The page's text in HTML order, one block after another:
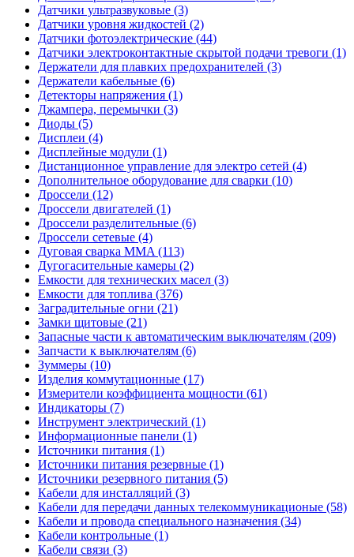
Датчики ультразвуковые (3)
Датчики уровня жидкостей (2)
Датчики фотоэлектрические (44)
Датчики электроконтактные скрытой подачи тревоги (1)
Держатели для плавких предохранителей (3)
Держатели кабельные (6)
Детекторы напряжения (1)
Джампера, перемычки (3)
Диоды (5)
Дисплеи (4)
Дисплейные модули (1)
Дистанционное управление для электро сетей (4)
Дополнительное оборудование для сварки (10)
Дроссели (12)
Дроссели двигателей (1)
Дроссели разделительные (6)
Дроссели сетевые (4)
Дуговая сварка MMA (113)
Дугогасительные камеры (2)
Емкости для технических масел (3)
Емкости для топлива (376)
Заградительные огни (21)
Замки щитовые (21)
Запасные части к автоматическим выключателям (209)
Запчасти к выключателям (6)
Зуммеры (10)
Изделия коммутационные (17)
Измерители коэффициента мощности (61)
Индикаторы (7)
Инструмент электрический (1)
Информационные панели (1)
Источники питания (1)
Источники питания резервные (1)
Источники резервного питания (5)
Кабели для инсталляций (3)
Кабели для передачи данных телекоммуникационые (58)
Кабели и провода специального назначения (34)
Кабели контрольные (1)
Кабели связи (3)